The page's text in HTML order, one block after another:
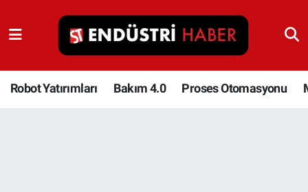
Robot Yatırımları Bakım 4.0 Proses Otomasyonu
Robot Yatırımları
Bakım 4.0